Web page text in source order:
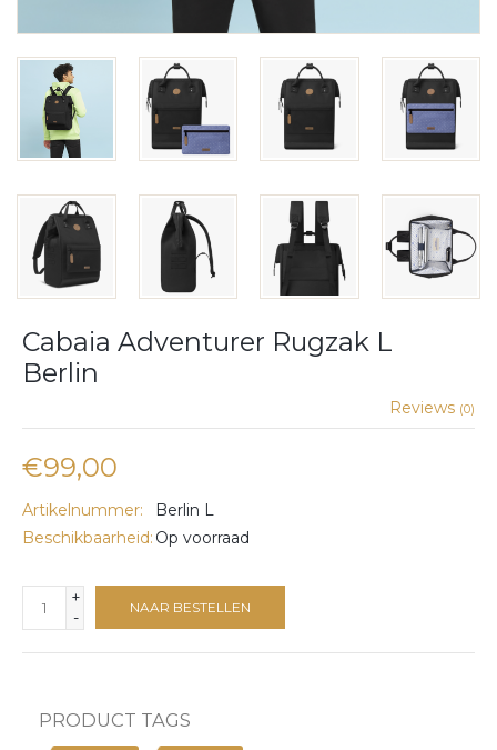
Cabaia Adventurer Rugzak L
Berlin
Reviews (0)
€99,00
Artikelnummer:
Berlin L
Beschikbaarheid: Op voorraad
+
-
NAAR BESTELLEN
PRODUCT TAGS